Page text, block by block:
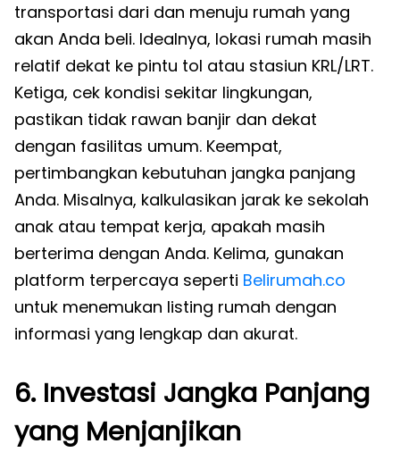
transportasi dari dan menuju rumah yang
akan Anda beli. Idealnya, lokasi rumah masih
relatif dekat ke pintu tol atau stasiun KRL/LRT.
Ketiga, cek kondisi sekitar lingkungan,
pastikan tidak rawan banjir dan dekat
dengan fasilitas umum. Keempat,
pertimbangkan kebutuhan jangka panjang
Anda. Misalnya, kalkulasikan jarak ke sekolah
anak atau tempat kerja, apakah masih
berterima dengan Anda. Kelima, gunakan
platform terpercaya seperti Belirumah.co
untuk menemukan listing rumah dengan
informasi yang lengkap dan akurat.
6. Investasi Jangka Panjang
yang Menjanjikan